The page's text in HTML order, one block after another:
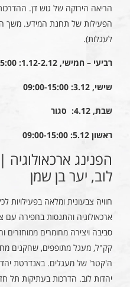
הריאה הירוקה של גוש דן.
הפעילות של תחנת המידע. משך
לעגלות).
רביעי – חמישי, 1.12-2.12: 09:00-15:00
שישי, 3.12: 09:00-15:00
שבת, 4.12: סגור
ראשון 5.12: 09:00-15:00
הפנינג
לוב, יער בן שמן
חוויה צבעונית ומלאה
ארכאולוגיה והתנסות בחפירה עם
סביבה ויצירה מחומרים
קק"ל, מעגל מתופפים, שחקנים
ה'קטר' של מעגלים. באנדרטת
יהדות לוב. הדרכות בעתיקות תל